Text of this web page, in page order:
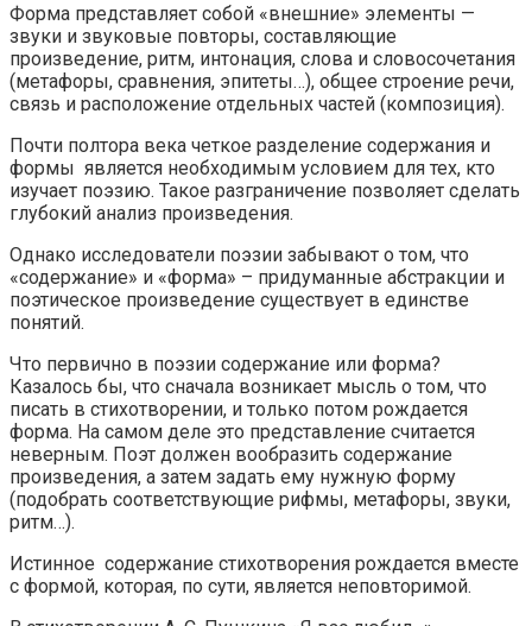
Форма представляет собой «внешние» элементы —
звуки и звуковые повторы, составляющие
произведение, ритм, интонация, слова и словосочетания
(метафоры, сравнения, эпитеты…), общее строение речи,
связь и расположение отдельных частей (композиция).
Почти полтора века четкое разделение содержания и
формы является необходимым условием для тех, кто
изучает поэзию. Такое разграничение позволяет сделать
глубокий анализ произведения.
Однако исследователи поэзии забывают о том, что
«содержание» и «форма» – придуманные абстракции и
поэтическое произведение существует в единстве
понятий.
Что первично в поэзии содержание или форма?
Казалось бы, что сначала возникает мысль о том, что
писать в стихотворении, и только потом рождается
форма. На самом деле это представление считается
неверным. Поэт должен вообразить содержание
произведения, а затем задать ему нужную форму
(подобрать соответствующие рифмы, метафоры, звуки,
ритм…).
Истинное содержание стихотворения рождается вместе
с формой, которая, по сути, является неповторимой.